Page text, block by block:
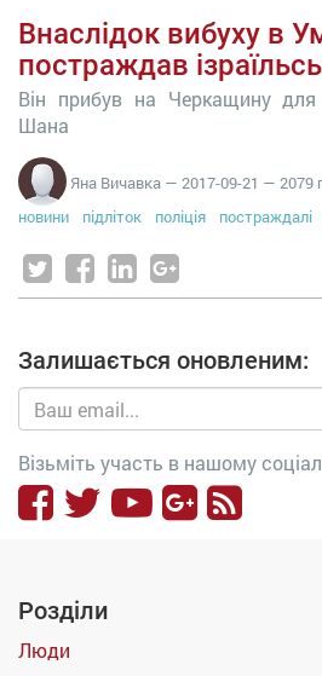
Внаслідок вибуху в
постраждав
Він прибув на Черкащину для
Шана
Яна Вичавка — 2017-09-21 — 2079
новини
підліток поліція постраждалі
Залишається оновленим:
Візьміть участь в нашому
Розділи
Люди